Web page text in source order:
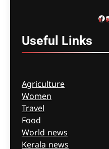
Useful Links
Agriculture
Women
Travel
Food
World news
Kerala news